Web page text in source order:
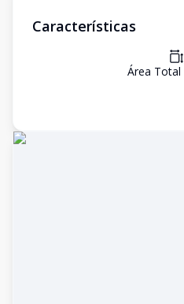
Características
Área Total